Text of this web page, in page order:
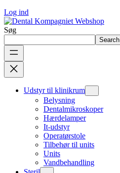
Log ind
Søg
Search
Udstyr til klinikrum
Belysning
Dentalmikroskoper
Hærdelamper
It-udstyr
Operatørstole
Tilbehør til units
Units
Vandbehandling